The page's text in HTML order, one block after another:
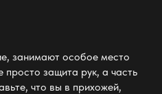
занимают особое место
защита рук, а часть
что вы в прихожей,